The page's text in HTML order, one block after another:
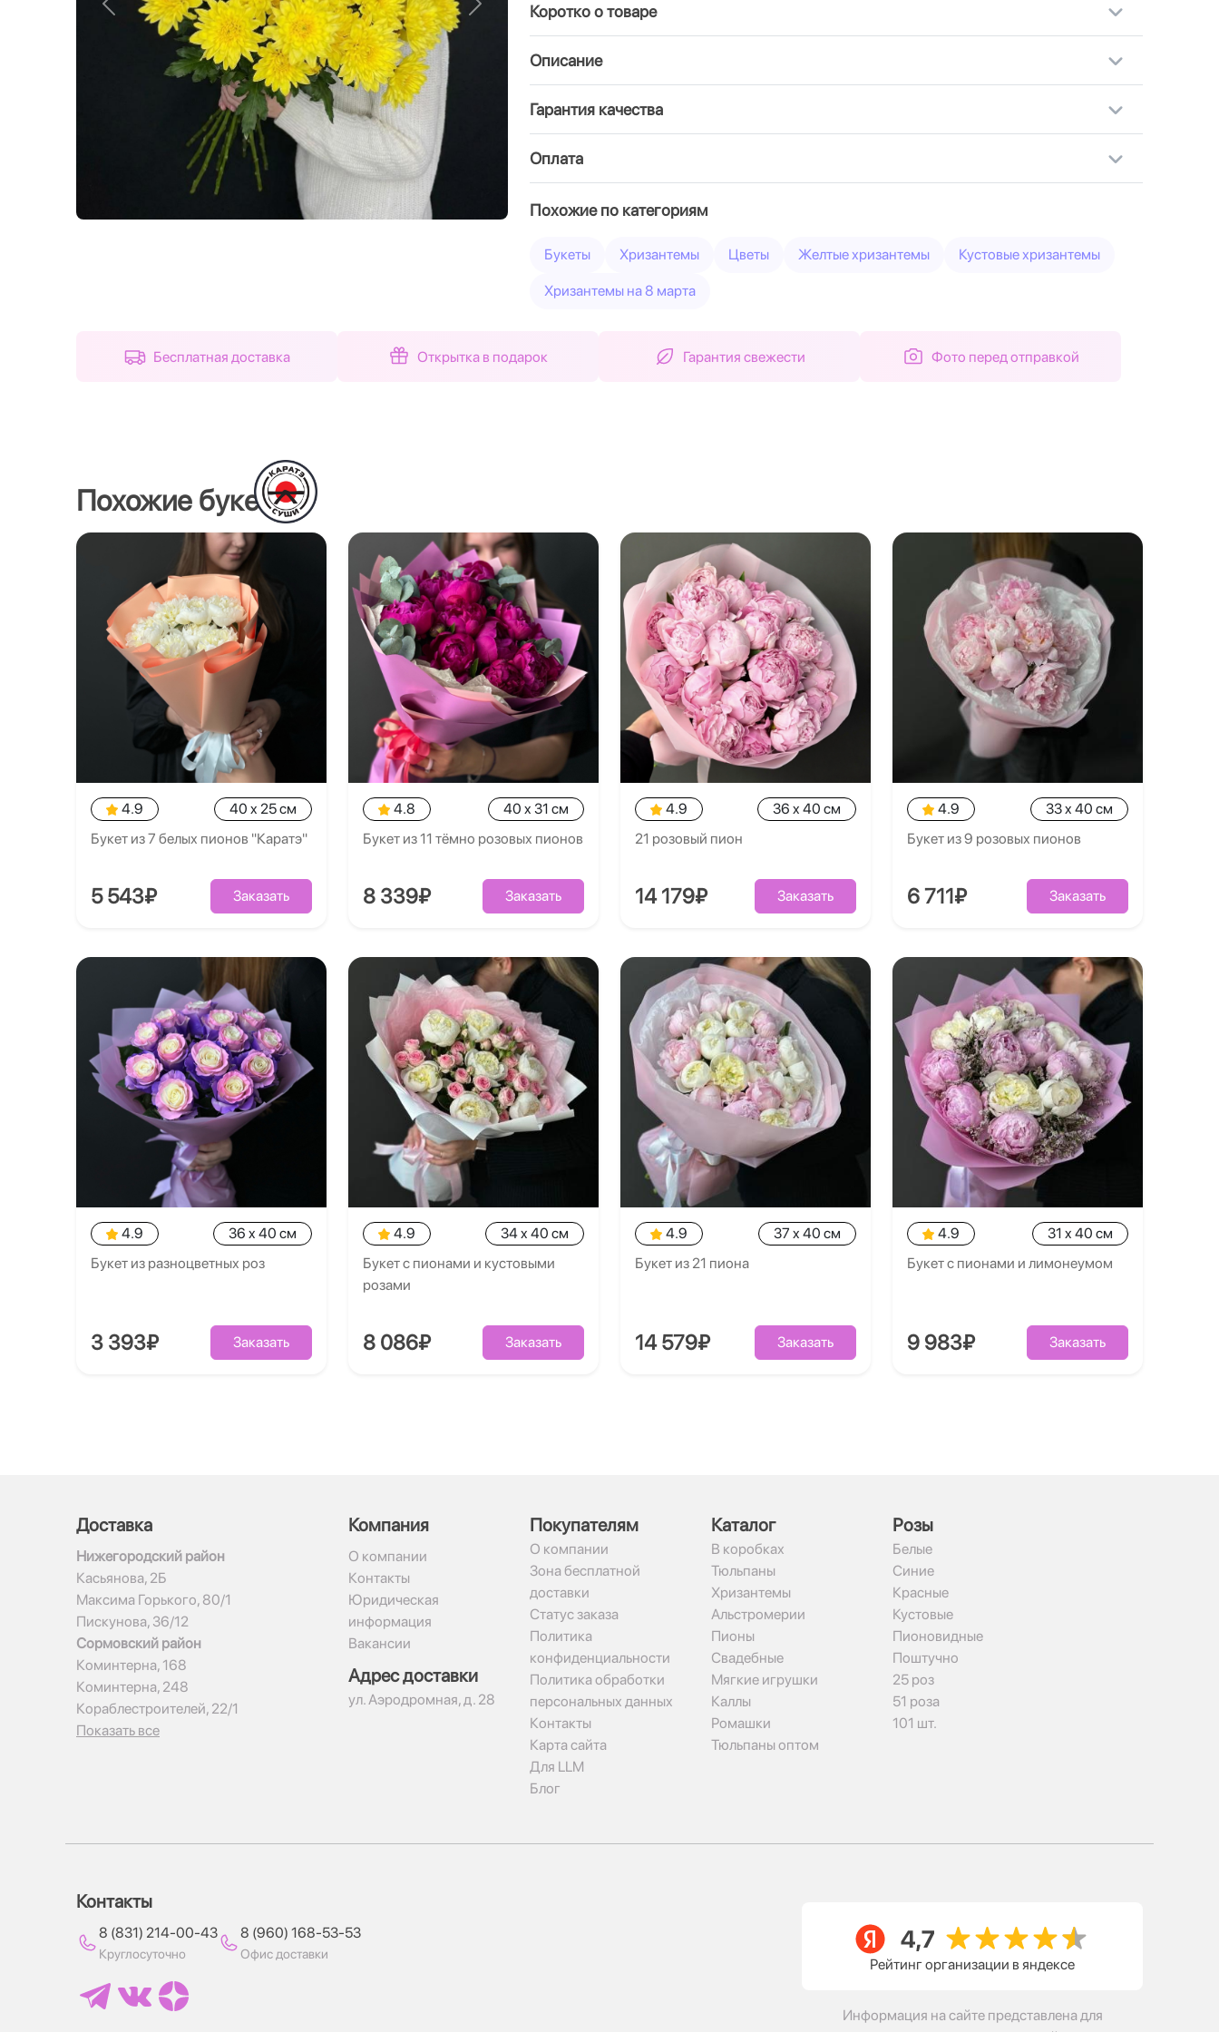
Назад Вперед Коротко о товаре
Описание
Гарантия качества
Оплата
Похожие по категориям
Букеты Хризантемы Цветы Желтые хризантемы Кустовые хризантемы
Хризантемы на 8 марта
Бесплатная доставка Открытка в подарок Гарантия свежести Фото перед отправкой
Похожие букеты
4.9
40 x 25 см
Букет из 7 белых пионов "Каратэ"
5 543₽ Заказать
4.8
40 x 31 см
Букет из 11 тёмно розовых пионов
8 339₽ Заказать
4.9
36 x 40 см
21 розовый пион
14 179₽ Заказать
4.9
33 x 40 см
Букет из 9 розовых пионов
6 711₽ Заказать
4.9
36 x 40 см
Букет из разноцветных роз
3 393₽ Заказать
4.9
34 x 40 см
Букет с пионами и кустовыми
розами
8 086₽ Заказать
4.9
37 x 40 см
Букет из 21 пиона
14 579₽ Заказать
4.9
31 x 40 см
Букет с пионами и лимонеумом
9 983₽ Заказать
Доставка
Нижегородский район
Касьянова, 2Б
Максима Горького, 80/1
Пискунова, 36/12
Сормовский район
Коминтерна, 168
Коминтерна, 248
Кораблестроителей, 22/1
Показать все
Компания
О компании
Контакты
Юридическая
информация
Вакансии
Адрес доставки
ул. Аэродромная, д. 28
Покупателям
О компании
Зона бесплатной
доставки
Статус заказа
Политика
конфиденциальности
Политика обработки
персональных данных
Контакты
Карта сайта
Для LLM
Блог
Каталог
В коробках
Тюльпаны
Хризантемы
Альстромерии
Пионы
Свадебные
Мягкие игрушки
Каллы
Ромашки
Тюльпаны оптом
Рoзы
Белые
Синие
Красные
Кустовые
Пионовидные
Поштучно
25 роз
51 роза
101 шт.
Контакты
8 (831) 214-00-43
Круглосуточно
8 (960) 168-53-53
Офис доставки
Рейтинг организации в яндексе
Информация на сайте представлена для